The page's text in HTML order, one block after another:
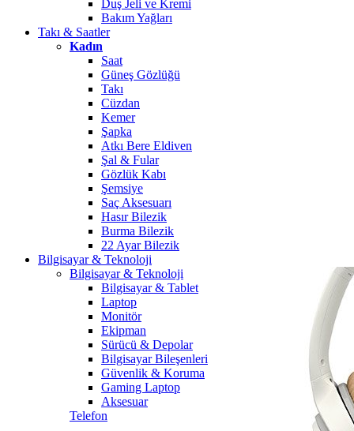
Duş Jeli ve Kremi
Bakım Yağları
Takı & Saatler
Kadın
Saat
Güneş Gözlüğü
Takı
Cüzdan
Kemer
Şapka
Atkı Bere Eldiven
Şal & Fular
Gözlük Kabı
Şemsiye
Saç Aksesuarı
Hasır Bilezik
Burma Bilezik
22 Ayar Bilezik
Bilgisayar & Teknoloji
Bilgisayar & Teknoloji
Bilgisayar & Tablet
Laptop
Monitör
Ekipman
Sürücü & Depolar
Bilgisayar Bileşenleri
Güvenlik & Koruma
Gaming Laptop
Aksesuar
Telefon